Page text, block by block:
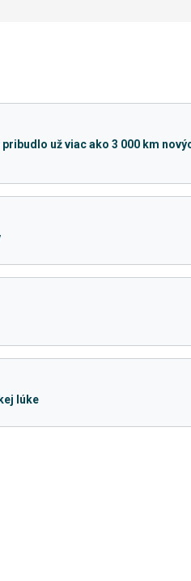
už viac ako 3 000 km
lúke